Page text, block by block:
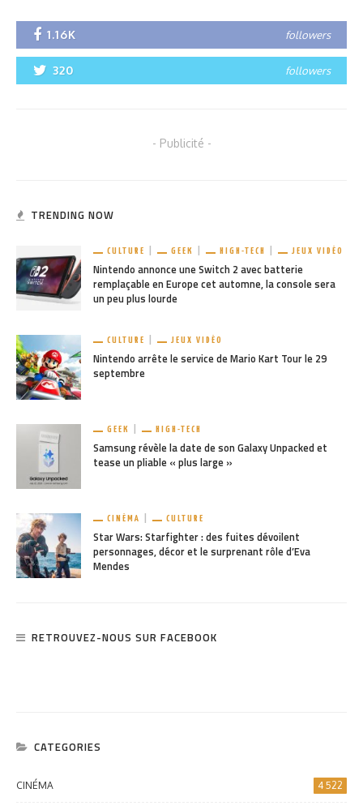
1.16K followers
320 followers
- Publicité -
TRENDING NOW
CULTURE GEEK HIGH-TECH JEUX VIDÉO
Nintendo annonce une Switch 2 avec batterie
remplaçable en Europe cet automne, la console sera
un peu plus lourde
CULTURE JEUX VIDÉO
Nintendo arrête le service de Mario Kart Tour le 29
septembre
GEEK HIGH-TECH
Samsung révèle la date de son Galaxy Unpacked et
tease un pliable « plus large »
CINÉMA CULTURE
Star Wars: Starfighter : des fuites dévoilent
personnages, décor et le surprenant rôle d’Eva
Mendes
RETROUVEZ-NOUS SUR FACEBOOK
CATEGORIES
CINÉMA 4 522